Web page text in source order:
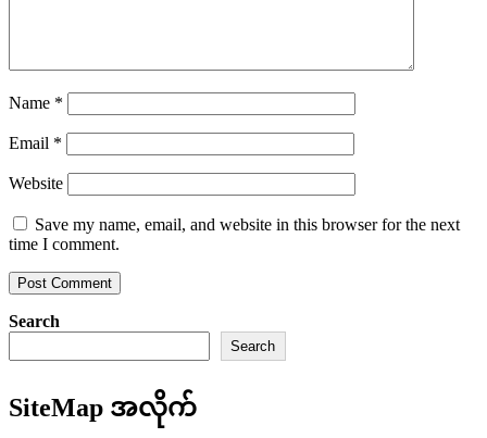
Name *
Email *
Website
Save my name, email, and website in this browser for the next
time I comment.
Search
Search
SiteMap အလိုက်